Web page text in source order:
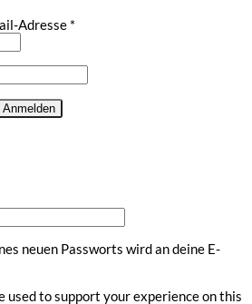
Adresse *
Anmelden
neuen Passworts wird an deine E-
used to support your experience on this